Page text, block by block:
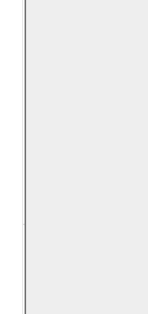
Geaca de Iarna
Dama 2.0 by